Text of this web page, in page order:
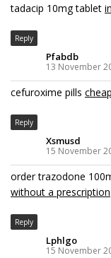
tadacip 10mg tablet
Reply
Pfabdb
13 November
cefuroxime pills
Reply
Xsmusd
15 November
order trazodone
without a prescription
Reply
Lphlgo
15 November